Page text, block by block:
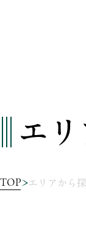
エ
TOP エリアから